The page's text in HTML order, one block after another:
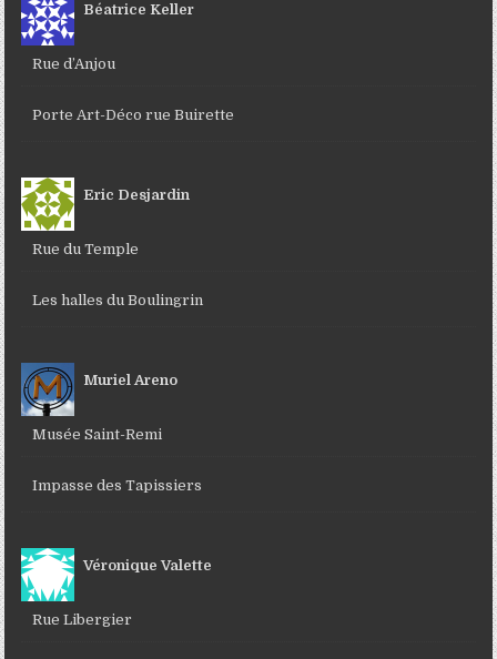
Béatrice Keller
Rue d’Anjou
Porte Art-Déco rue Buirette
Eric Desjardin
Rue du Temple
Les halles du Boulingrin
Muriel Areno
Musée Saint-Remi
Impasse des Tapissiers
Véronique Valette
Rue Libergier